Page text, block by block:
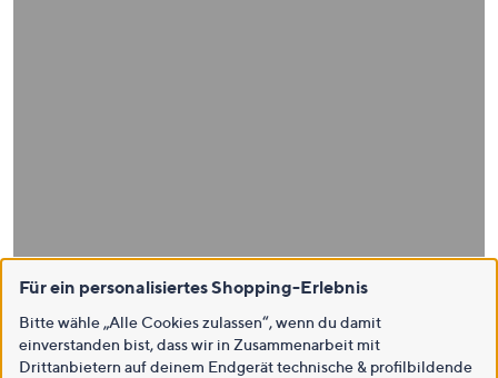
Für ein personalisiertes Shopping-Erlebnis
Bitte wähle „Alle Cookies zulassen“, wenn du damit
einverstanden bist, dass wir in Zusammenarbeit mit
Drittanbietern auf deinem Endgerät technische & profilbildende